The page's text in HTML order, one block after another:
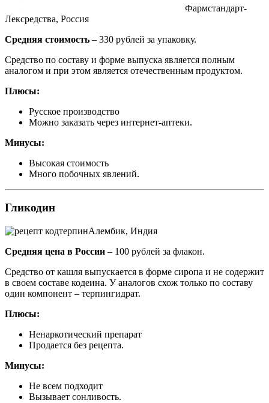
Фармстандарт-
Лексредства, Россия
Средняя стоимость – 330 рублей за упаковку.
Средство по составу и форме выпуска является полным
аналогом и при этом является отечественным продуктом.
Плюсы:
Русское производство
Можно заказать через интернет-аптеки.
Минусы:
Высокая стоимость
Много побочных явлений.
Гликодин
Алембик, Индия
Средняя цена в России – 100 рублей за флакон.
Средство от кашля выпускается в форме сиропа и не содержит
в своем составе кодеина. У аналогов схож только по составу
один компонент – терпингидрат.
Плюсы:
Ненаркотический препарат
Продается без рецепта.
Минусы:
Не всем подходит
Вызывает сонливость.